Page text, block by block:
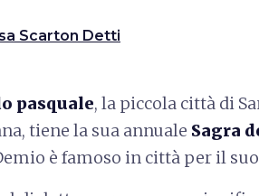
Scarton Detti
pasquale, la piccola città di
tiene la sua annuale Sagra
è famoso in città per il